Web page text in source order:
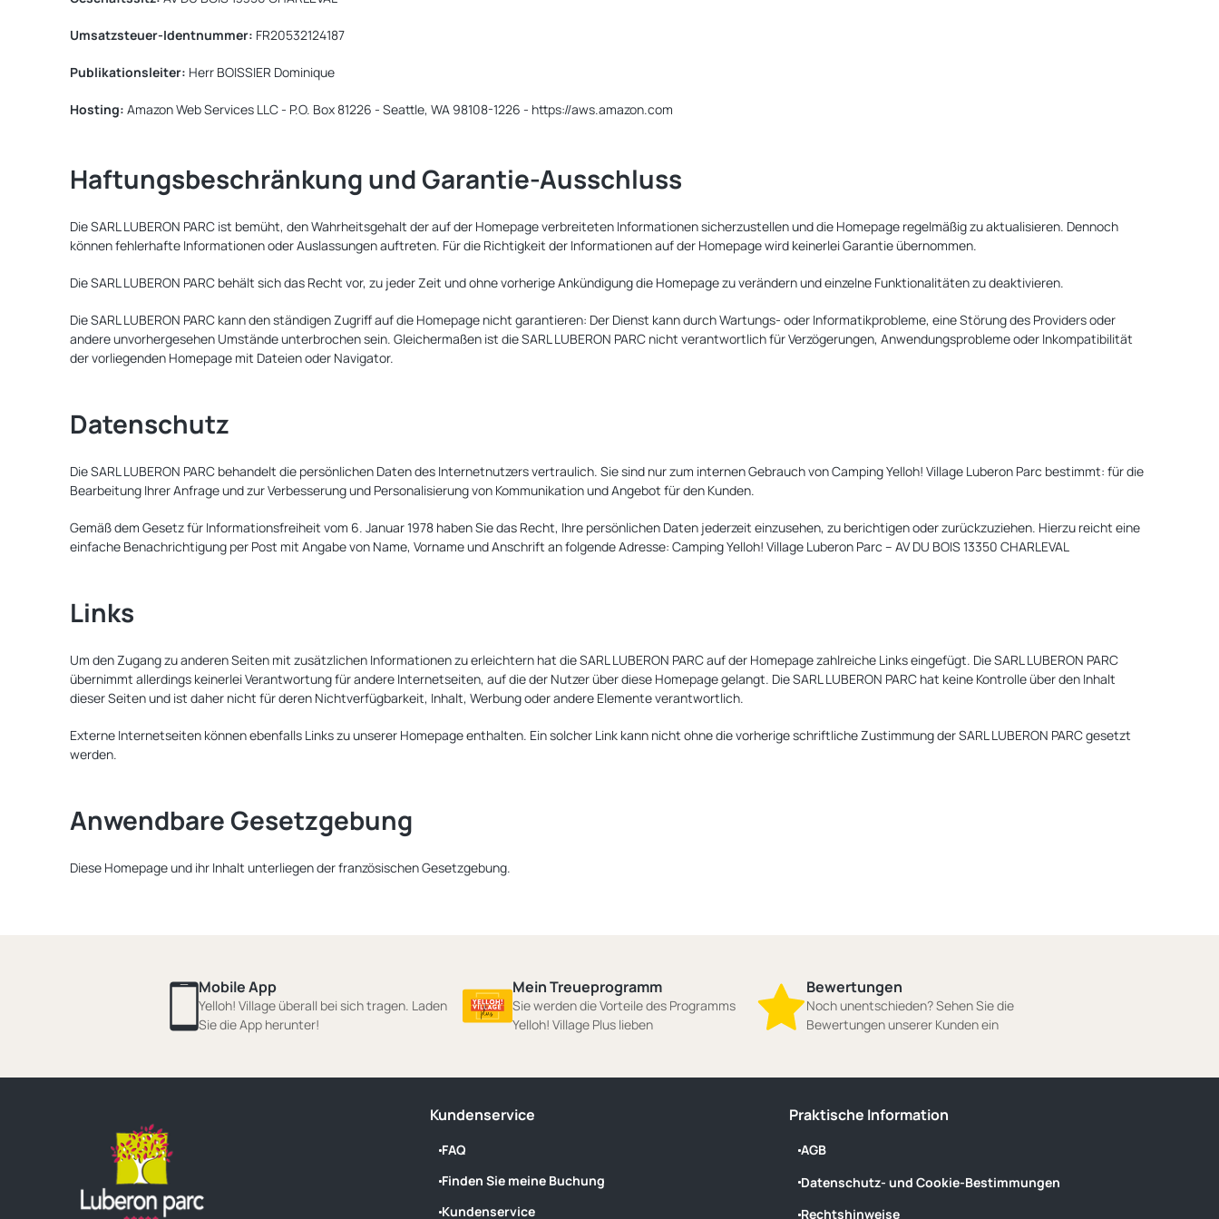
Umsatzsteuer-Identnummer: FR20532124187
Publikationsleiter: Herr BOISSIER Dominique
Hosting: Amazon Web Services LLC - P.O. Box 81226 - Seattle, WA 98108-1226 - https://aws.amazon.com
Haftungsbeschränkung und Garantie-Ausschluss
Die SARL LUBERON PARC ist bemüht, den Wahrheitsgehalt der auf der Homepage verbreiteten Informationen sicherzustellen und die Homepage regelmäßig zu aktualisieren. Dennoch
können fehlerhafte Informationen oder Auslassungen auftreten. Für die Richtigkeit der Informationen auf der Homepage wird keinerlei Garantie übernommen.
Die SARL LUBERON PARC behält sich das Recht vor, zu jeder Zeit und ohne vorherige Ankündigung die Homepage zu verändern und einzelne Funktionalitäten zu deaktivieren.
Die SARL LUBERON PARC kann den ständigen Zugriff auf die Homepage nicht garantieren: Der Dienst kann durch Wartungs- oder Informatikprobleme, eine Störung des Providers oder
andere unvorhergesehen Umstände unterbrochen sein. Gleichermaßen ist die SARL LUBERON PARC nicht verantwortlich für Verzögerungen, Anwendungsprobleme oder Inkompatibilität
der vorliegenden Homepage mit Dateien oder Navigator.
Datenschutz
Die SARL LUBERON PARC behandelt die persönlichen Daten des Internetnutzers vertraulich. Sie sind nur zum internen Gebrauch von Camping Yelloh! Village Luberon Parc bestimmt: für die
Bearbeitung Ihrer Anfrage und zur Verbesserung und Personalisierung von Kommunikation und Angebot für den Kunden.
Gemäß dem Gesetz für Informationsfreiheit vom 6. Januar 1978 haben Sie das Recht, Ihre persönlichen Daten jederzeit einzusehen, zu berichtigen oder zurückzuziehen. Hierzu reicht eine
einfache Benachrichtigung per Post mit Angabe von Name, Vorname und Anschrift an folgende Adresse: Camping Yelloh! Village Luberon Parc – AV DU BOIS 13350 CHARLEVAL
Links
Um den Zugang zu anderen Seiten mit zusätzlichen Informationen zu erleichtern hat die SARL LUBERON PARC auf der Homepage zahlreiche Links eingefügt. Die SARL LUBERON PARC
übernimmt allerdings keinerlei Verantwortung für andere Internetseiten, auf die der Nutzer über diese Homepage gelangt. Die SARL LUBERON PARC hat keine Kontrolle über den Inhalt
dieser Seiten und ist daher nicht für deren Nichtverfügbarkeit, Inhalt, Werbung oder andere Elemente verantwortlich.
Externe Internetseiten können ebenfalls Links zu unserer Homepage enthalten. Ein solcher Link kann nicht ohne die vorherige schriftliche Zustimmung der SARL LUBERON PARC gesetzt
werden.
Anwendbare Gesetzgebung
Diese Homepage und ihr Inhalt unterliegen der französischen Gesetzgebung.
Mobile App
Yelloh! Village überall bei sich tragen. Laden
Sie die App herunter!
Mein Treueprogramm
Sie werden die Vorteile des Programms
Yelloh! Village Plus lieben
Bewertungen
Noch unentschieden? Sehen Sie die
Bewertungen unserer Kunden ein
Kundenservice
FAQ
Finden Sie meine Buchung
Kundenservice
Praktische Information
AGB
Datenschutz- und Cookie-Bestimmungen
Rechtshinweise